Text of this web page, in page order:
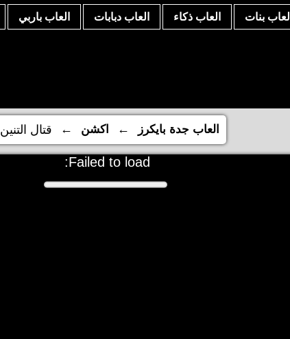
العاب بنات العاب ذكاء العاب دبابات العاب باربي
العاب جدة بايكرز ← اكشن ← قتال التنين
Failed to load: